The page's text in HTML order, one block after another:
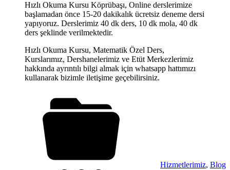
Hızlı Okuma Kursu Köprübaşı, Online derslerimize
başlamadan önce 15-20 dakikalık ücretsiz deneme dersi
yapıyoruz. Derslerimiz 40 dk ders, 10 dk mola, 40 dk
ders şeklinde verilmektedir.
Hızlı Okuma Kursu, Matematik Özel Ders,
Kurslarımız, Dershanelerimiz ve Etüt Merkezlerimiz
hakkında ayrıntılı bilgi almak için whatsapp hattımızı
kullanarak bizimle iletişime geçebilirsiniz.
Hizmetlerimiz, Blog